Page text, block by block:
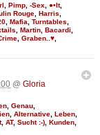
Pimp -Sex ●•It,
Rouge Harris
Mafia Turntables
Martin Bacardi
Graben..♥
@ Gloria
Genau
Alternative Leben
, AT, Sucht :-) Kunden